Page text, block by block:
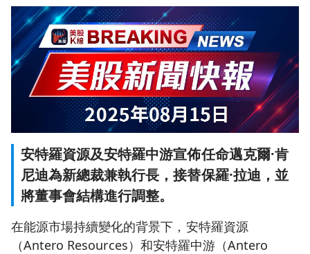
安特羅資源及安特羅中游宣佈任命邁克爾·肯
尼迪為新總裁兼執行長，接替保羅·拉迪，並
將董事會結構進行調整。
在能源市場持續變化的背景下，安特羅資源
（Antero Resources）和安特羅中游（Antero